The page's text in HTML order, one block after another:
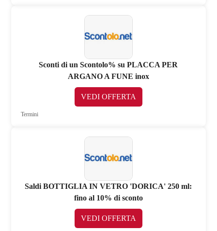
Sconti di un Scontolo% su PLACCA PER
ARGANO A FUNE inox
VEDI OFFERTA
Termini
Saldi BOTTIGLIA IN VETRO 'DORICA' 250 ml:
fino al 10% di sconto
VEDI OFFERTA